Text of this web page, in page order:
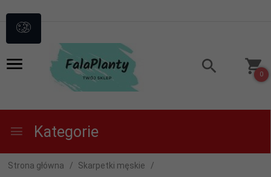
0
Kategorie
Strona główna Skarpetki męskie